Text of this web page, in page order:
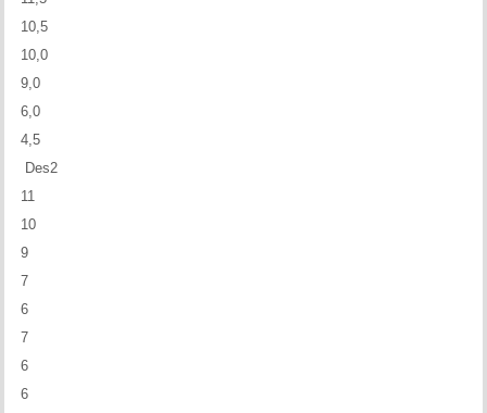
10,5
10,0
9,0
6,0
4,5
Des2
11
10
9
7
6
7
6
6